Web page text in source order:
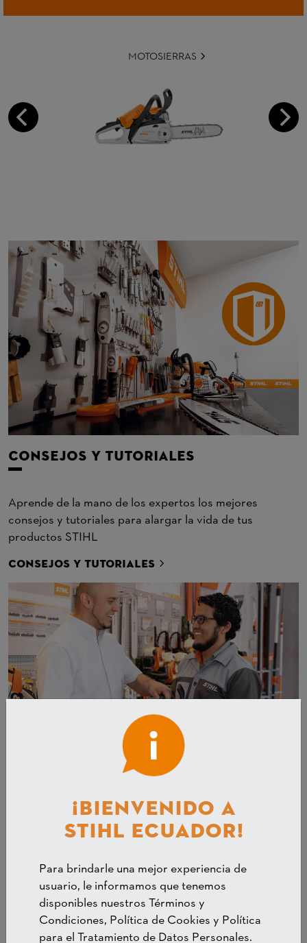
MOTOSIERRAS
CONSEJOS Y TUTORIALES
Aprende de la mano de los expertos los mejores
consejos y tutoriales para alargar la vida de tus
productos STIHL
CONSEJOS Y TUTORIALES
DISTRIBUIDOR MÁS CERCANO
Encuentra el distribuidor más cercano para que puedas
comprar los productos STIHL que necesitas.
DISTRIBUIDOR MÁS CERCANO
¡BIENVENIDO A
STIHL ECUADOR!
Para brindarle una mejor experiencia de
usuario, le informamos que tenemos
disponibles nuestros Términos y
Condiciones, Política de Cookies y Política
para el Tratamiento de Datos Personales.